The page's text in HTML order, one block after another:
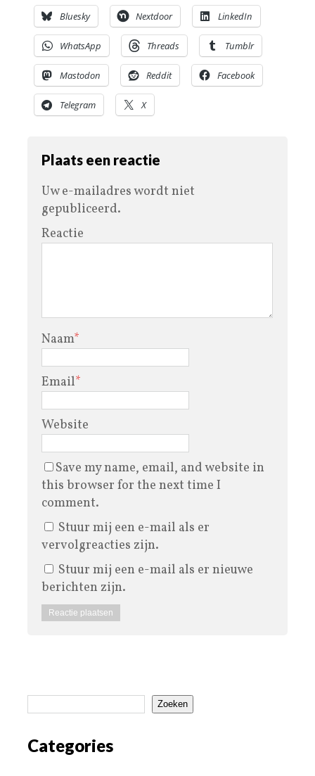
Bluesky Nextdoor LinkedIn
WhatsApp Threads Tumblr
Mastodon Reddit Facebook
Telegram X
Plaats een reactie
Uw e-mailadres wordt niet
gepubliceerd.
Reactie
Naam*
Email*
Website
Save my name, email, and website in
this browser for the next time I
comment.
Stuur mij een e-mail als er
vervolgreacties zijn.
Stuur mij een e-mail als er nieuwe
berichten zijn.
Zoeken
Categories